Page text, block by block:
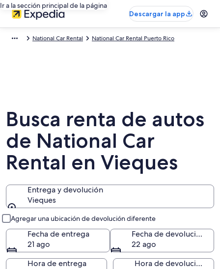
Ir a la sección principal de la página
Descargar la app
National Car Rental National Car Rental Puerto Rico
Busca renta de autos
de National Car
Rental en Vieques
Entrega y devolución
Vieques
Agregar una ubicación de devolución diferente
Fecha de entrega
21 ago
Fecha de devolución
22 ago
Hora de entrega
Hora de devolución